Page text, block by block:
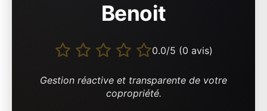
Benoit
0.0/5 (0 avis)
Gestion réactive et transparente de votre
copropriété.